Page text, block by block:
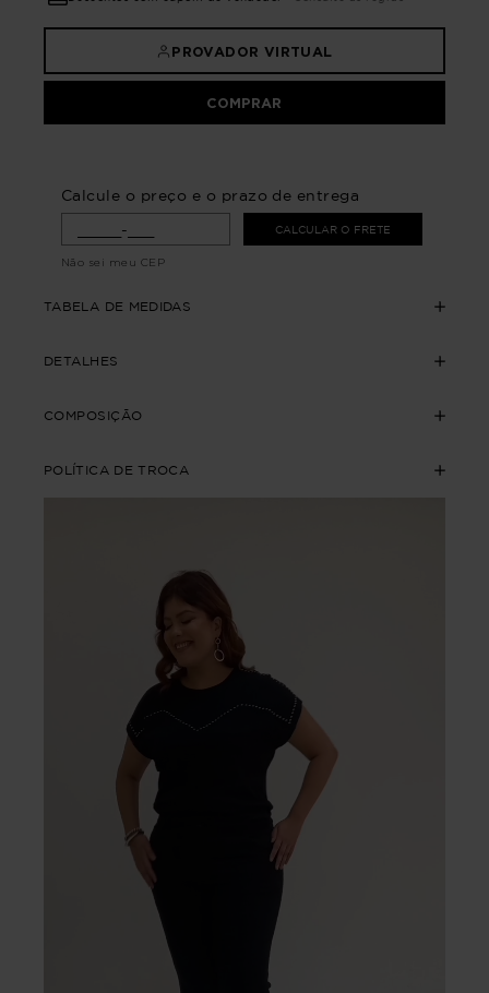
PROVADOR VIRTUAL
COMPRAR
Calcule o preço e o prazo de entrega
CALCULAR O FRETE
Não sei meu CEP
TABELA DE MEDIDAS
DETALHES
COMPOSIÇÃO
POLÍTICA DE TROCA